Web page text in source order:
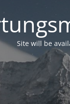
Site will be